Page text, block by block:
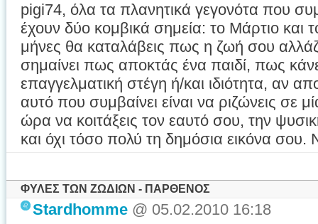
pigi74, όλα τα πλανητικά γεγονότα που
έχουν δύο κομβικά σημεία: το Μάρτιο και
μήνες θα καταλάβεις πως η ζωή σου
σημαίνει πως αποκτάς ένα παιδί, πως
επαγγελματική στέγη ή/και ιδιότητα, αν
αυτό που συμβαίνει είναι να ριζώνεις σε
ώρα να κοιτάξεις τον εαυτό σου, την
και όχι τόσο πολύ τη δημόσια εικόνα σου.
ΦΥΛΕΣ ΤΩΝ ΖΩΔΙΩΝ - ΠΑΡΘΕΝΟΣ
Stardhomme @ 05.02.2010 16:18